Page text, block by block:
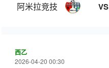
阿米拉竞技 VS
西乙
2026-04-20 00:30